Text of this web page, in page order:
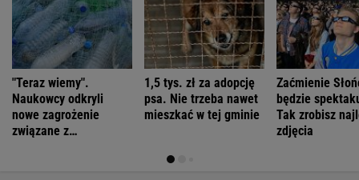
"Teraz wiemy".
Naukowcy odkryli
nowe zagrożenie
związane z
1,5 tys. zł za adopcję
psa. Nie trzeba nawet
mieszkać w tej gminie
Zaćmienie
będzie
Tak zrobisz
zdjęcia